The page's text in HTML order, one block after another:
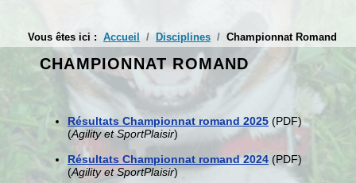
Vous êtes ici : Accueil Disciplines Championnat Romand
CHAMPIONNAT ROMAND
Résultats Championnat romand 2025 (PDF)
(Agility et SportPlaisir)
Résultats Championnat romand 2024 (PDF)
(Agility et SportPlaisir)